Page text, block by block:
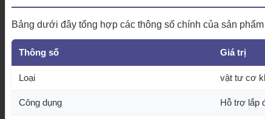
Bảng dưới đây tổng hợp các thông số chính của sản
Thông số Giá trị
Loại vật tư cơ
Công dụng Hỗ trợ lắp